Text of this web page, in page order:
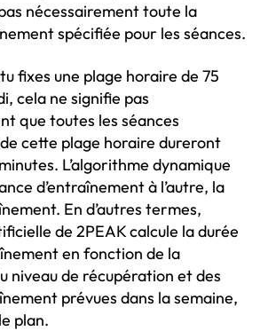
nécessairement toute la
spécifiée pour les séances.
fixes une plage horaire de 75
cela ne signifie pas
que toutes les séances
cette plage horaire dureront
L’algorithme dynamique
d’entraînement à l’autre, la
En d’autres termes,
de 2PEAK calcule la durée
en fonction de la
niveau de récupération et des
prévues dans la semaine,
plan.